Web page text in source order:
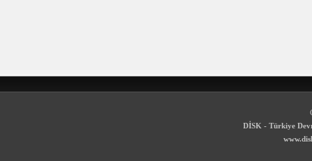
DİSK - Türkiye